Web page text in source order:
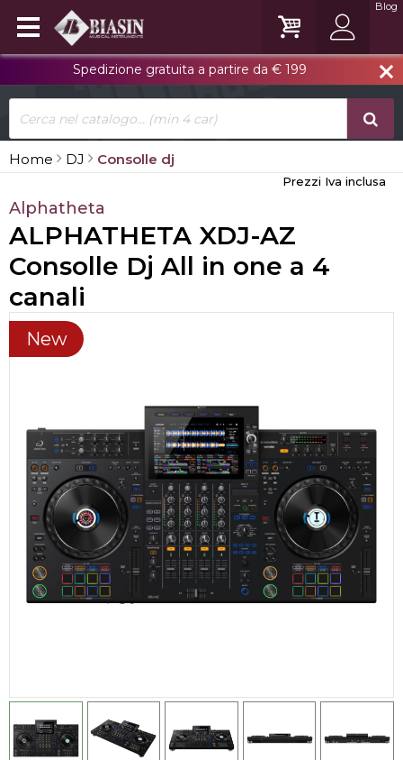
close
Spedizione gratuita a partire da € 199
Blog
Home DJ Consolle dj
Prezzi Iva inclusa
Alphatheta
ALPHATHETA XDJ-AZ
Consolle Dj All in one a 4
canali
New